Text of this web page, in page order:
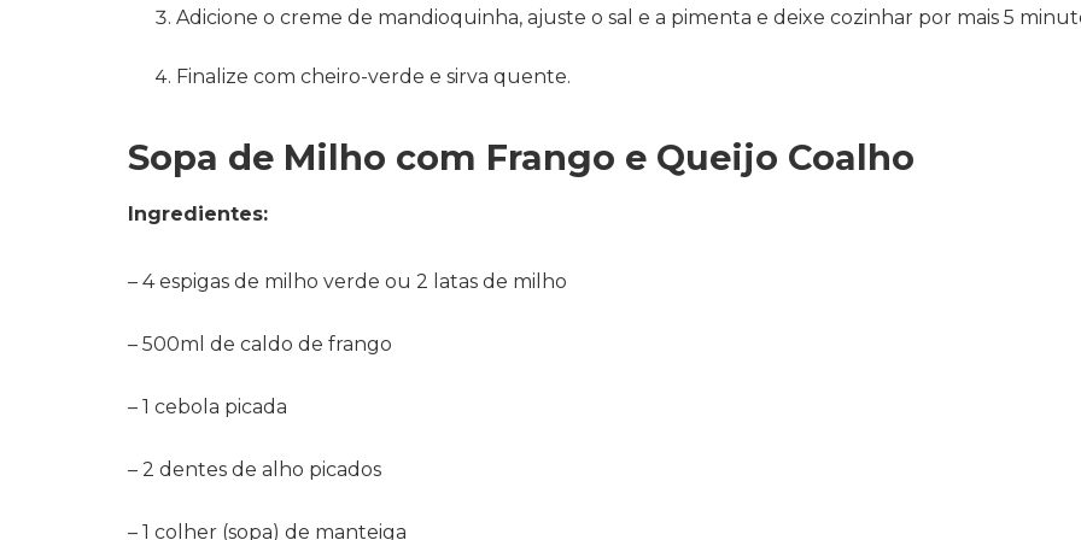
Adicione o creme de mandioquinha, ajuste o sal e a pimenta e deixe cozinhar por mais 5
Finalize com cheiro-verde e sirva quente.
Sopa de Milho com Frango e Queijo Coalho
Ingredientes:
– 4 espigas de milho verde ou 2 latas de milho
– 500ml de caldo de frango
– 1 cebola picada
– 2 dentes de alho picados
– 1 colher (sopa) de manteiga